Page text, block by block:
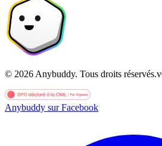
© 2026 Anybuddy. Tous droits réservés.v
Anybuddy sur Facebook